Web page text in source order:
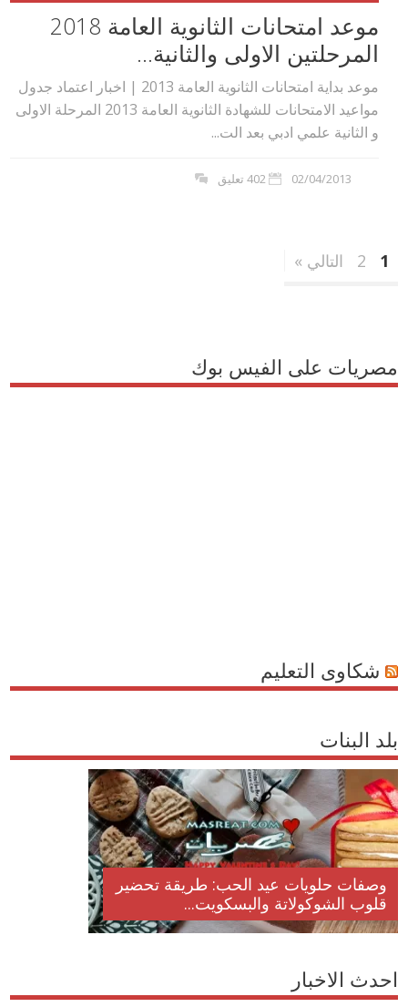
موعد امتحانات الثانوية العامة 2018
المرحلتين الاولى والثانية...
موعد بداية امتحانات الثانوية العامة 2013 | اخبار اعتماد جدول
مواعيد الامتحانات للشهادة الثانوية العامة 2013 المرحلة الاولى
و الثانية علمي ادبي بعد الت...
02/04/2013 402 تعليق
1
2 التالي »
مصريات على الفيس بوك
شكاوى التعليم
بلد البنات
وصفات حلويات عيد الحب: طريقة تحضير
قلوب الشوكولاتة والبسكويت...
احدث الاخبار